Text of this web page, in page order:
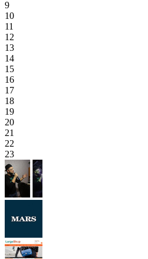
9
10
11
12
13
14
15
16
17
18
19
20
21
22
23